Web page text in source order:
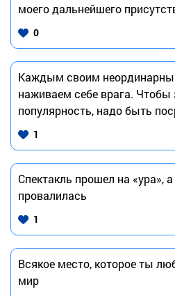
моего дальнейшего
0
Каждым своим
наживаем себе врага. Чтобы
популярность, надо быть
1
Спектакль прошел на «ура»,
провалилась
1
Всякое место, которое ты
мир